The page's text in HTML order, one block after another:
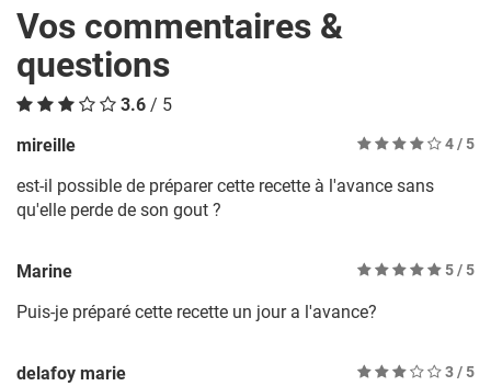
Vos commentaires &
questions
3.6 / 5
mireille
4/ 5
est-il possible de préparer cette recette à l'avance sans
qu'elle perde de son gout ?
Marine 5/ 5
Puis-je préparé cette recette un jour a l'avance?
delafoy marie 3/ 5